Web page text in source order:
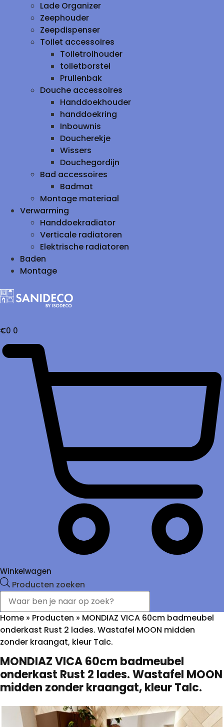
Lade Organizer
Zeephouder
Zeepdispenser
Toilet accessoires
Toiletrolhouder
toiletborstel
Prullenbak
Douche accessoires
Handdoekhouder
handdoekring
Inbouwnis
Doucherekje
Wissers
Douchegordijn
Bad accessoires
Badmat
Montage materiaal
Verwarming
Handdoekradiator
Verticale radiatoren
Elektrische radiatoren
Baden
Montage
€0 0
Winkelwagen
Producten zoeken
Home » Producten » MONDIAZ VICA 60cm badmeubel
onderkast Rust 2 lades. Wastafel MOON midden
zonder kraangat, kleur Talc.
MONDIAZ VICA 60cm badmeubel
onderkast Rust 2 lades. Wastafel MOON
midden zonder kraangat, kleur Talc.